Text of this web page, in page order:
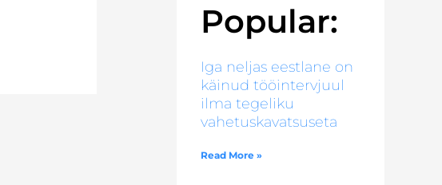
Popular:
Iga neljas eestlane on
käinud tööintervjuul
ilma tegeliku
vahetuskavatsuseta
Read More »